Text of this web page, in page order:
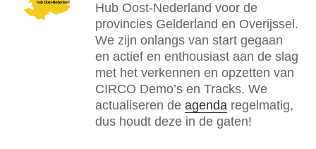
Hub Oost-Nederland voor de
provincies Gelderland en Overijssel.
We zijn onlangs van start gegaan
en actief en enthousiast aan de slag
met het verkennen en opzetten van
CIRCO Demo’s en Tracks. We
actualiseren de agenda regelmatig,
dus houdt deze in de gaten!